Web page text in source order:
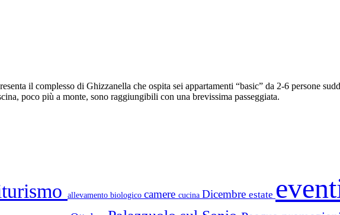
il complesso di Ghizzanella che ospita sei appartamenti “basic” da 2-6 persone
poco più a monte, sono raggiungibili con una brevissima passeggiata.
allevamento biologico camere cucina Dicembre estate